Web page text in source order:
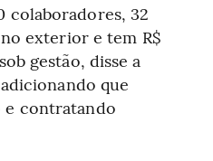
colaboradores, 32
exterior e tem R$
gestão, disse a
que
e contratando